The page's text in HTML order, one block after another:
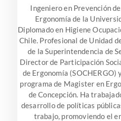
Ingeniero en Prevención
Ergonomía de la
Diplomado en Higiene
Chile. Profesional de Unidad
de la Superintendencia de
Director de Participación
de Ergonomía
programa de Magister en
de Concepción. Ha
desarrollo de políticas
trabajo, promoviendo el